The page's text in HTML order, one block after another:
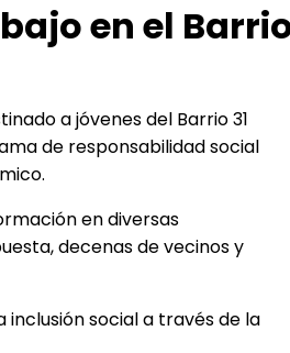
en el
a jóvenes del Barrio 31
de responsabilidad social
en diversas
decenas de vecinos y
inclusión social a través de la